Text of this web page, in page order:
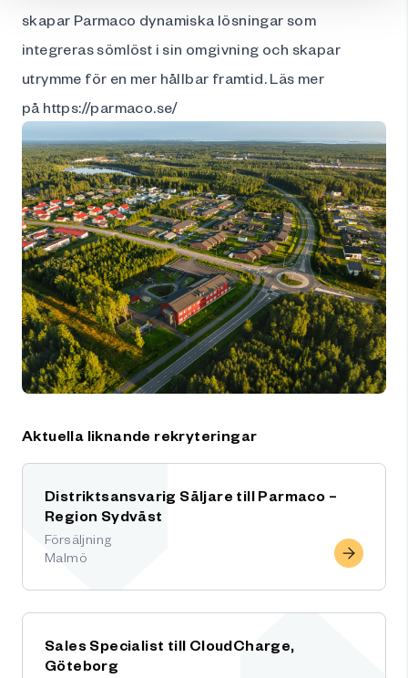
skapar Parmaco dynamiska lösningar som
integreras sömlöst i sin omgivning och skapar
utrymme för en mer hållbar framtid. Läs mer
på https://parmaco.se/
Aktuella liknande rekryteringar
Distriktsansvarig Säljare till Parmaco –
Region Sydväst
Försäljning
Malmö
Sales Specialist till CloudCharge,
Göteborg